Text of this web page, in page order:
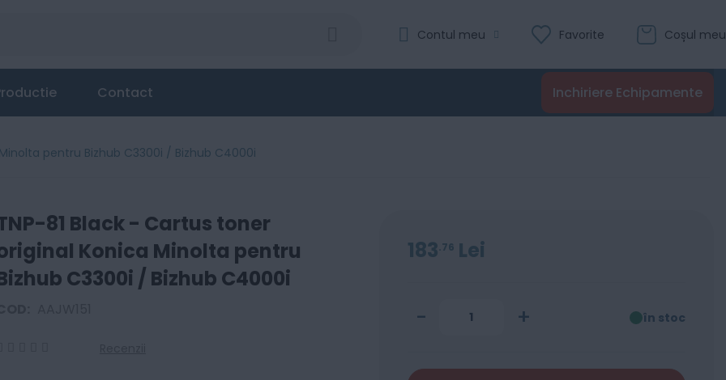
Coșul meu
Favorite
Contul meu
Inchiriere Echipamente
Contact
pentru Bizhub C3300i / Bizhub C4000i
81 Black - Cartus toner
Konica Minolta pentru
C3300i / Bizhub C4000i
183 76 Lei
- + în stoc
Minolta pentru Bizhub C3300i / Bizhub C4000i
Evaluare:
0
% of 100
Recenzii
Adaugă în coș